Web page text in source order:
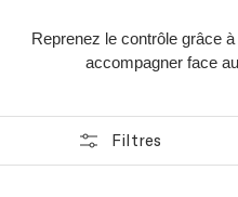
Reprenez le contrôle grâce
accompagner face
Filtres